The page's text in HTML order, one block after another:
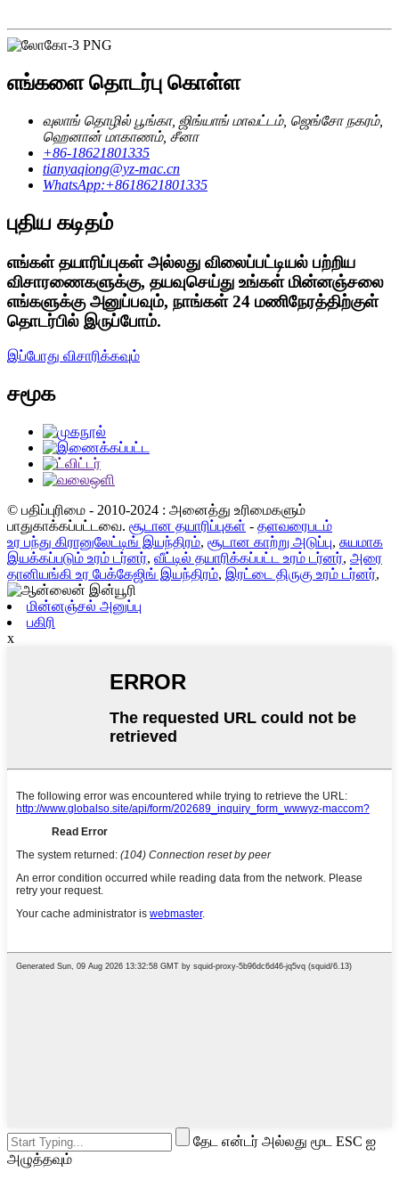
எங்களை தொடர்பு கொள்ள
வுலாங் தொழில் பூங்கா, ஜிங்யாங் மாவட்டம், ஜெங்சோ நகரம்,
ஹெனான் மாகாணம், சீனா
+86-18621801335
tianyaqiong@yz-mac.cn
WhatsApp:+8618621801335
புதிய கடிதம்
எங்கள் தயாரிப்புகள் அல்லது விலைப்பட்டியல் பற்றிய
விசாரணைகளுக்கு, தயவுசெய்து உங்கள் மின்னஞ்சலை
எங்களுக்கு அனுப்பவும், நாங்கள் 24 மணிநேரத்திற்குள்
தொடர்பில் இருப்போம்.
இப்போது விசாரிக்கவும்
சமூக
© பதிப்புரிமை - 2010-2024 : அனைத்து உரிமைகளும்
பாதுகாக்கப்பட்டவை. சூடான தயாரிப்புகள் - தளவரைபடம்
உர பந்து கிரானுலேட்டிங் இயந்திரம், சூடான காற்று அடுப்பு, சுயமாக
இயக்கப்படும் உரம் டர்னர், வீட்டில் தயாரிக்கப்பட்ட உரம் டர்னர், அரை
தானியங்கி உர பேக்கேஜிங் இயந்திரம், இரட்டை திருகு உரம் டர்னர்,
மின்னஞ்சல் அனுப்பு
பகிரி
x
தேட என்டர் அல்லது மூட ESC ஐ
அழுத்தவும்